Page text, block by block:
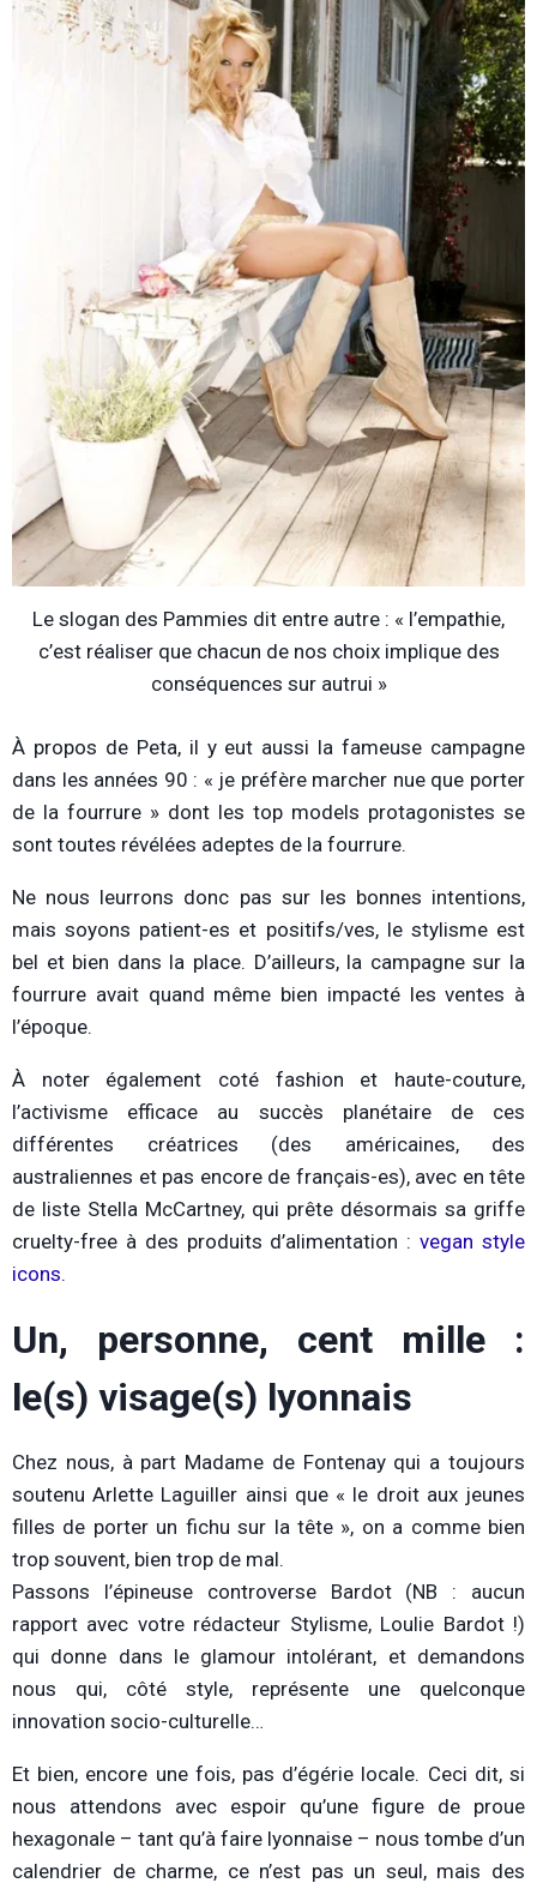
Le slogan des Pammies dit entre autre : « l’empathie,
c’est réaliser que chacun de nos choix implique des
conséquences sur autrui »
À propos de Peta, il y eut aussi la fameuse campagne
dans les années 90 : « je préfère marcher nue que porter
de la fourrure » dont les top models protagonistes se
sont toutes révélées adeptes de la fourrure.
Ne nous leurrons donc pas sur les bonnes intentions,
mais soyons patient-es et positifs/ves, le stylisme est
bel et bien dans la place. D’ailleurs, la campagne sur la
fourrure avait quand même bien impacté les ventes à
l’époque.
À noter également coté fashion et haute-couture,
l’activisme efficace au succès planétaire de ces
différentes créatrices (des américaines, des
australiennes et pas encore de français-es), avec en tête
de liste Stella McCartney, qui prête désormais sa griffe
cruelty-free à des produits d’alimentation :vegan style
icons.
Un, personne, cent mille :
le(s) visage(s) lyonnais
Chez nous, à part Madame de Fontenay qui a toujours
soutenu Arlette Laguiller ainsi que « le droit aux jeunes
filles de porter un fichu sur la tête », on a comme bien
trop souvent, bien trop de mal.
Passons l’épineuse controverse Bardot (NB : aucun
rapport avec votre rédacteur Stylisme, Loulie Bardot !)
qui donne dans le glamour intolérant, et demandons
nous qui, côté style, représente une quelconque
innovation socio-culturelle…
Et bien, encore une fois, pas d’égérie locale. Ceci dit, si
nous attendons avec espoir qu’une figure de proue
hexagonale – tant qu’à faire lyonnaise – nous tombe d’un
calendrier de charme, ce n’est pas un seul, mais des